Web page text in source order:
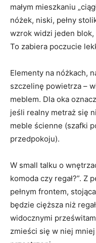
małym mieszkaniu
nóżek, niski, pełny
wzrok widzi jeden blok,
To zabiera poczucie
Elementy na nóżkach,
szczelinę powietrza –
meblem. Dla oka
jeśli realny metraż się
meble ścienne (szafki
przedpokoju).
W small talku o
komoda czy regał?”. Z
pełnym frontem,
będzie cięższa niż
widocznymi
zmieści się w niej